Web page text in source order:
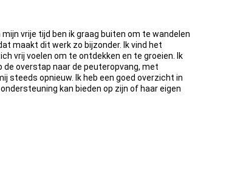
vrije tijd ben ik graag buiten om te wandelen
maakt dit werk zo bijzonder. Ik vind het
vrij voelen om te ontdekken en te groeien. Ik
overstap naar de peuteropvang, met
steeds opnieuw. Ik heb een goed overzicht in
kan bieden op zijn of haar eigen